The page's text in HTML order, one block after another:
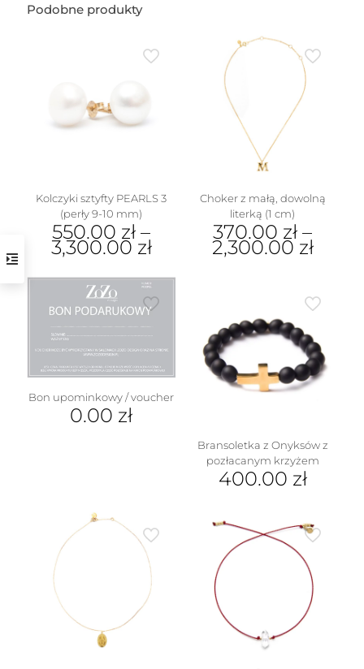
Podobne produkty
Kolczyki sztyfty PEARLS 3
(perły 9-10 mm)
550.00 zł –
3,300.00 zł
produkt
ma
wiele
można
wybrać
stronie
produktu
Choker z małą, dowolną
literką (1 cm)
370.00 zł –
2,300.00 zł
wariantów.
Opcje
wybrać
na
Bon upominkowy / voucher
0.00 zł
Bransoletka z Onyksów z
pozłacanym krzyżem
400.00 zł